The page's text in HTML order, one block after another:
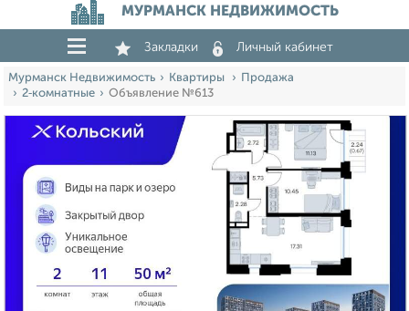
МУРМАНСК НЕДВИЖИМОСТЬ
Закладки Личный кабинет
Мурманск Недвижимость Квартиры
Продажа
2‑комнатные
Объявление №613